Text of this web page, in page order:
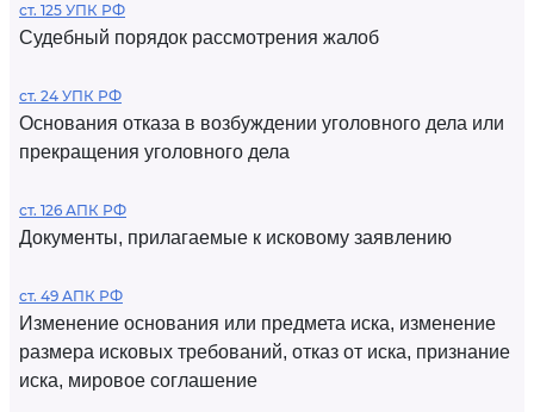
ст. 125 УПК РФ
Судебный порядок рассмотрения жалоб
ст. 24 УПК РФ
Основания отказа в возбуждении уголовного дела или
прекращения уголовного дела
ст. 126 АПК РФ
Документы, прилагаемые к исковому заявлению
ст. 49 АПК РФ
Изменение основания или предмета иска, изменение
размера исковых требований, отказ от иска, признание
иска, мировое соглашение